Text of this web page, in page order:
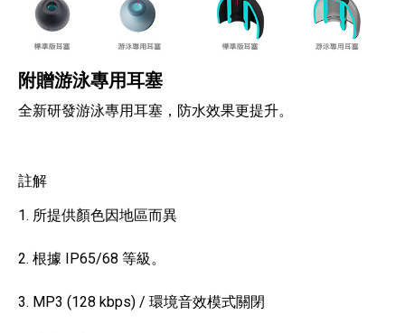
附贈游泳專用耳塞
全新研發游泳專用耳塞，防水效果更提升。
註解
1. 所提供顏色因地區而異
2. 根據 IP65/68 等級。
3. MP3 (128 kbps) / 環境音效模式關閉